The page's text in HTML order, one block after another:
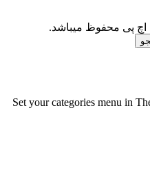
اچ پی محفوظ میباشد.
Set your categories menu in